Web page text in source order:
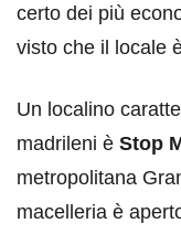
certo dei più
visto che il locale
Un localino
madrileni è Stop
metropolitana
macelleria è